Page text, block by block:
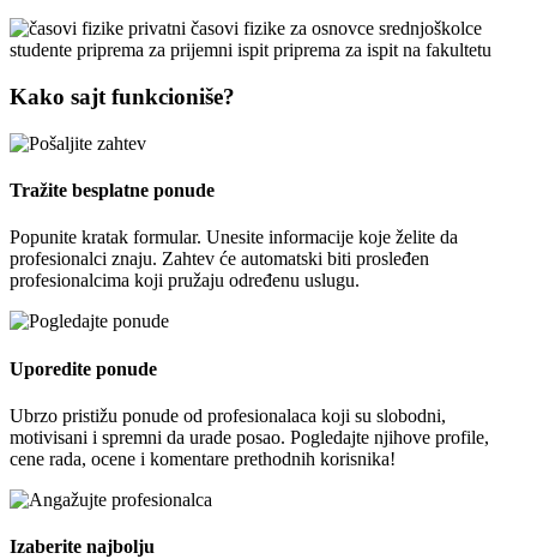
Kako sajt funkcioniše?
Tražite besplatne ponude
Popunite kratak formular. Unesite informacije koje želite da
profesionalci znaju. Zahtev će automatski biti prosleđen
profesionalcima koji pružaju određenu uslugu.
Uporedite ponude
Ubrzo pristižu ponude od profesionalaca koji su slobodni,
motivisani i spremni da urade posao. Pogledajte njihove profile,
cene rada, ocene i komentare prethodnih korisnika!
Izaberite najbolju